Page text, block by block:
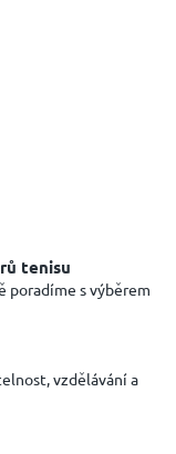
tenisu
poradíme s výběrem
vzdělávání a